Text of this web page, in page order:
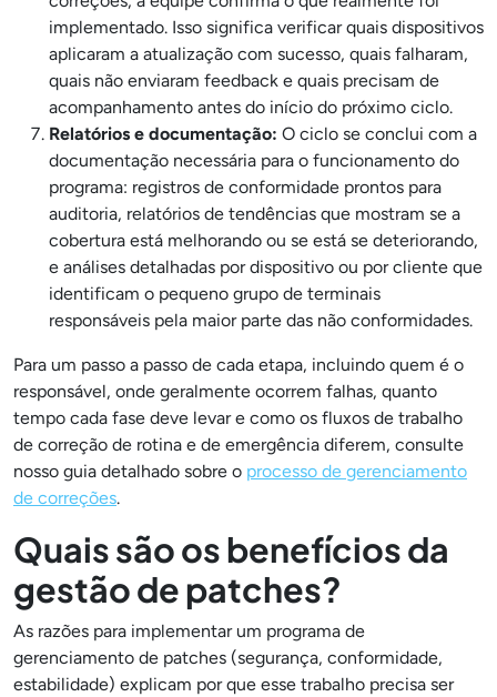
implementado. Isso significa verificar quais dispositivos
aplicaram a atualização com sucesso, quais falharam,
quais não enviaram feedback e quais precisam de
acompanhamento antes do início do próximo ciclo.
Relatórios e documentação: O ciclo se conclui com a
documentação necessária para o funcionamento do
programa: registros de conformidade prontos para
auditoria, relatórios de tendências que mostram se a
cobertura está melhorando ou se está se deteriorando,
e análises detalhadas por dispositivo ou por cliente que
identificam o pequeno grupo de terminais
responsáveis pela maior parte das não conformidades.
Para um passo a passo de cada etapa, incluindo quem é o
responsável, onde geralmente ocorrem falhas, quanto
tempo cada fase deve levar e como os fluxos de trabalho
de correção de rotina e de emergência diferem, consulte
nosso guia detalhado sobre o processo de gerenciamento
de correções.
Quais são os benefícios da
gestão de patches?
As razões para implementar um programa de
gerenciamento de patches (segurança, conformidade,
estabilidade) explicam por que esse trabalho precisa ser